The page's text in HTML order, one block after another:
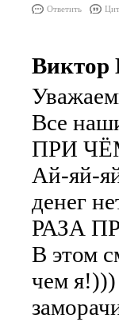
Ответить
Виктор
Все
ПРИ
Ай-яй-
денег
РАЗА
В этом
чем я!)))